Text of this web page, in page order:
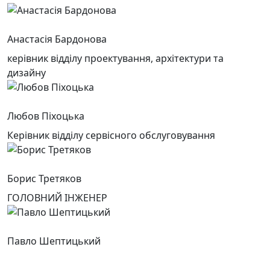
Анастасія Бардонова
керівник відділу проектування, архітектури та
дизайну
Любов Піхоцька
Керівник відділу сервісного обслуговування
Борис Третяков
ГОЛОВНИЙ ІНЖЕНЕР
Павло Шептицький